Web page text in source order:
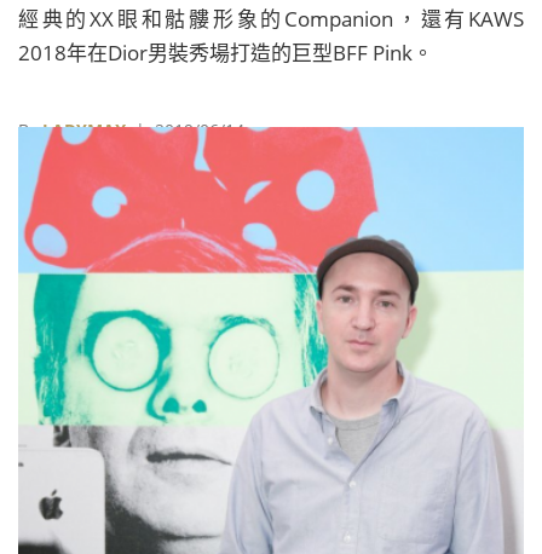
經典的XX眼和骷髏形象的Companion，還有KAWS
2018年在Dior男裝秀場打造的巨型BFF Pink。
ByLADYMAX| 2019/06/14